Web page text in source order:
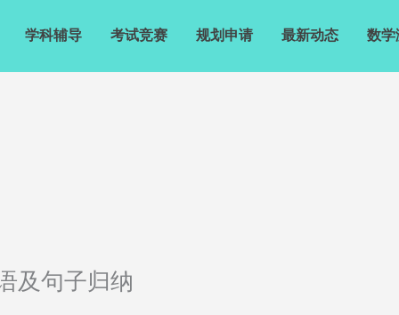
学科辅导 考试竞赛 规划申请 最新动态 数学
及句子归纳